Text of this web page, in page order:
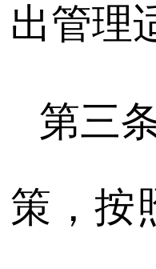
出管理
第
策，按